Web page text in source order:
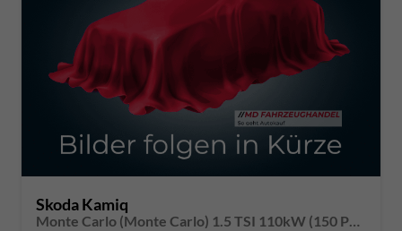
Skoda Kamiq
Monte Carlo (Monte Carlo) 1.5 TSI 110kW (150 PS) 6-Gang Schaltgetriebe